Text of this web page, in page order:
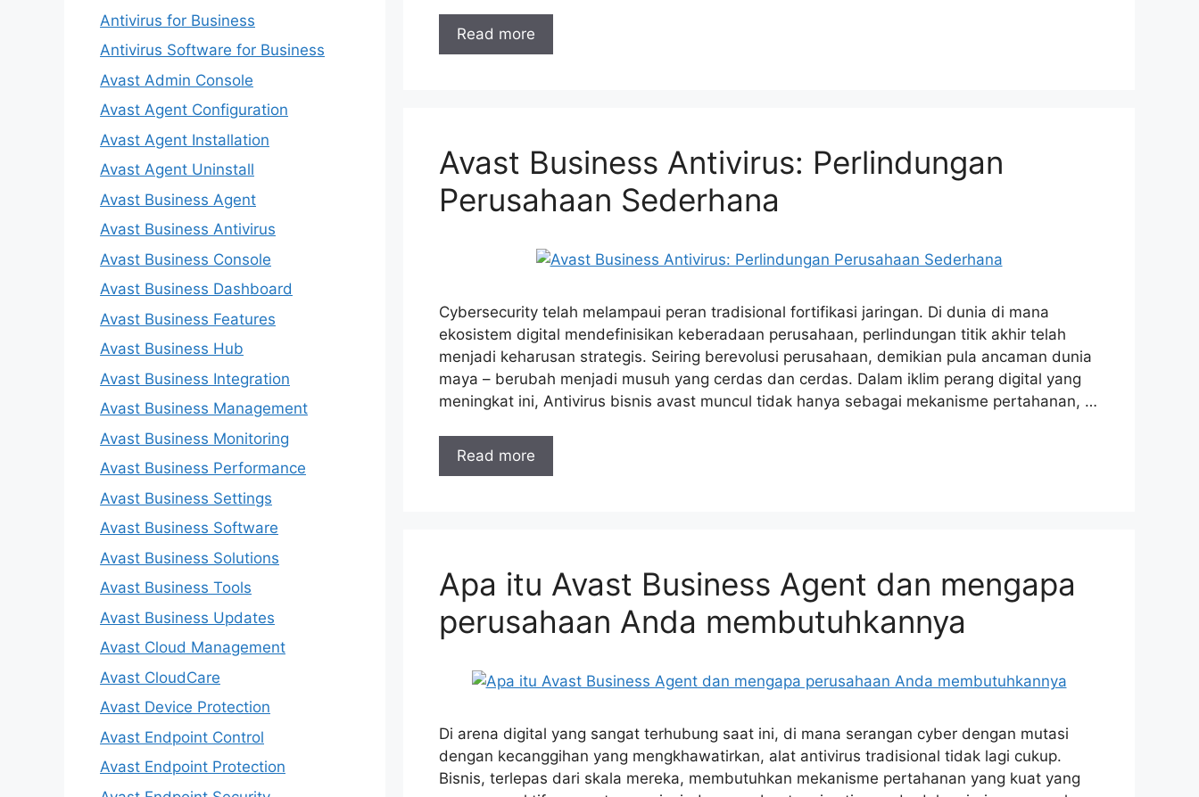
Read more
Avast Business Antivirus: Perlindungan
Perusahaan Sederhana
Cybersecurity telah melampaui peran tradisional fortifikasi jaringan. Di dunia di mana
ekosistem digital mendefinisikan keberadaan perusahaan, perlindungan titik akhir telah
menjadi keharusan strategis. Seiring berevolusi perusahaan, demikian pula ancaman dunia
maya – berubah menjadi musuh yang cerdas dan cerdas. Dalam iklim perang digital yang
meningkat ini, Antivirus bisnis avast muncul tidak hanya sebagai mekanisme pertahanan, …
Read more
Apa itu Avast Business Agent dan mengapa
perusahaan Anda membutuhkannya
Di arena digital yang sangat terhubung saat ini, di mana serangan cyber dengan mutasi
dengan kecanggihan yang mengkhawatirkan, alat antivirus tradisional tidak lagi cukup.
Bisnis, terlepas dari skala mereka, membutuhkan mekanisme pertahanan yang kuat yang
Antivirus for Business
Antivirus Software for Business
Avast Admin Console
Avast Agent Configuration
Avast Agent Installation
Avast Agent Uninstall
Avast Business Agent
Avast Business Antivirus
Avast Business Console
Avast Business Dashboard
Avast Business Features
Avast Business Hub
Avast Business Integration
Avast Business Management
Avast Business Monitoring
Avast Business Performance
Avast Business Settings
Avast Business Software
Avast Business Solutions
Avast Business Tools
Avast Business Updates
Avast Cloud Management
Avast CloudCare
Avast Device Protection
Avast Endpoint Control
Avast Endpoint Protection